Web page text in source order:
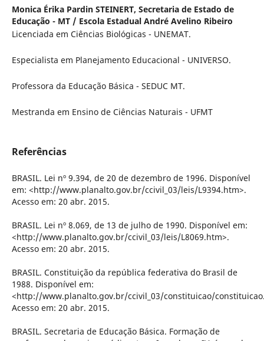
Monica Érika Pardin STEINERT, Secretaria de Estado de
Educação - MT / Escola Estadual André Avelino Ribeiro
Licenciada em Ciências Biológicas - UNEMAT.
Especialista em Planejamento Educacional - UNIVERSO.
Professora da Educação Básica - SEDUC MT.
Mestranda em Ensino de Ciências Naturais - UFMT
Referências
BRASIL. Lei nº 9.394, de 20 de dezembro de 1996. Disponí­vel
em: <http://www.planalto.gov.br/ccivil_03/leis/L9394.htm>.
Acesso em: 20 abr. 2015.
BRASIL. Lei nº 8.069, de 13 de julho de 1990. Disponí­vel em:
<http://www.planalto.gov.br/ccivil_03/leis/L8069.htm>.
Acesso em: 20 abr. 2015.
BRASIL. Constituição da república federativa do Brasil de
1988. Disponí­vel em:
<http://www.planalto.gov.br/ccivil_03/constituicao/
Acesso em: 20 abr. 2015.
BRASIL. Secretaria de Educação Básica. Formação de